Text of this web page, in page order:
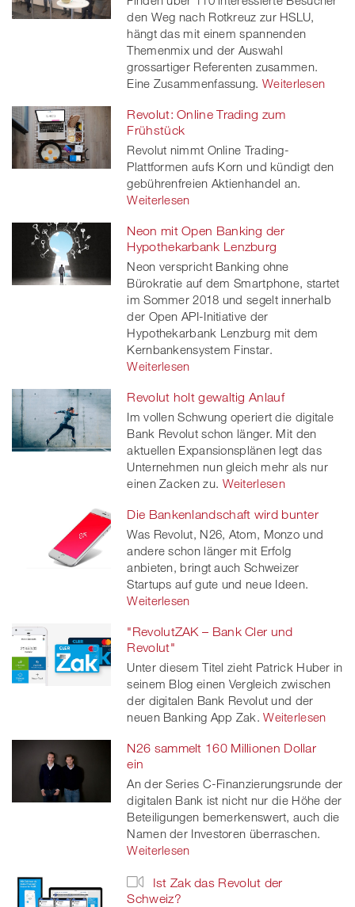
den Weg nach Rotkreuz zur HSLU,
hängt das mit einem spannenden
Themenmix und der Auswahl
grossartiger Referenten zusammen.
Eine Zusammenfassung. Weiterlesen
Revolut: Online Trading zum
Frühstück
Revolut nimmt Online Trading-
Plattformen aufs Korn und kündigt den
gebührenfreien Aktienhandel an.
Weiterlesen
Neon mit Open Banking der
Hypothekarbank Lenzburg
Neon verspricht Banking ohne
Bürokratie auf dem Smartphone, startet
im Sommer 2018 und segelt innerhalb
der Open API-Initiative der
Hypothekarbank Lenzburg mit dem
Kernbankensystem Finstar.
Weiterlesen
Revolut holt gewaltig Anlauf
Im vollen Schwung operiert die digitale
Bank Revolut schon länger. Mit den
aktuellen Expansionsplänen legt das
Unternehmen nun gleich mehr als nur
einen Zacken zu. Weiterlesen
Die Bankenlandschaft wird bunter
Was Revolut, N26, Atom, Monzo und
andere schon länger mit Erfolg
anbieten, bringt auch Schweizer
Startups auf gute und neue Ideen.
Weiterlesen
"RevolutZAK – Bank Cler und
Revolut"
Unter diesem Titel zieht Patrick Huber in
seinem Blog einen Vergleich zwischen
der digitalen Bank Revolut und der
neuen Banking App Zak.Weiterlesen
N26 sammelt 160 Millionen Dollar
ein
An der Series C-Finanzierungsrunde der
digitalen Bank ist nicht nur die Höhe der
Beteiligungen bemerkenswert, auch die
Namen der Investoren überraschen.
Weiterlesen
Ist Zak das Revolut der
Schweiz?